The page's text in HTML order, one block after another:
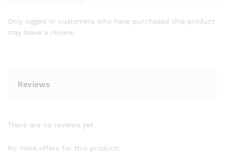
Only logged in customers who have purchased this product
may leave a review.
Reviews
There are no reviews yet.
No more offers for this product!